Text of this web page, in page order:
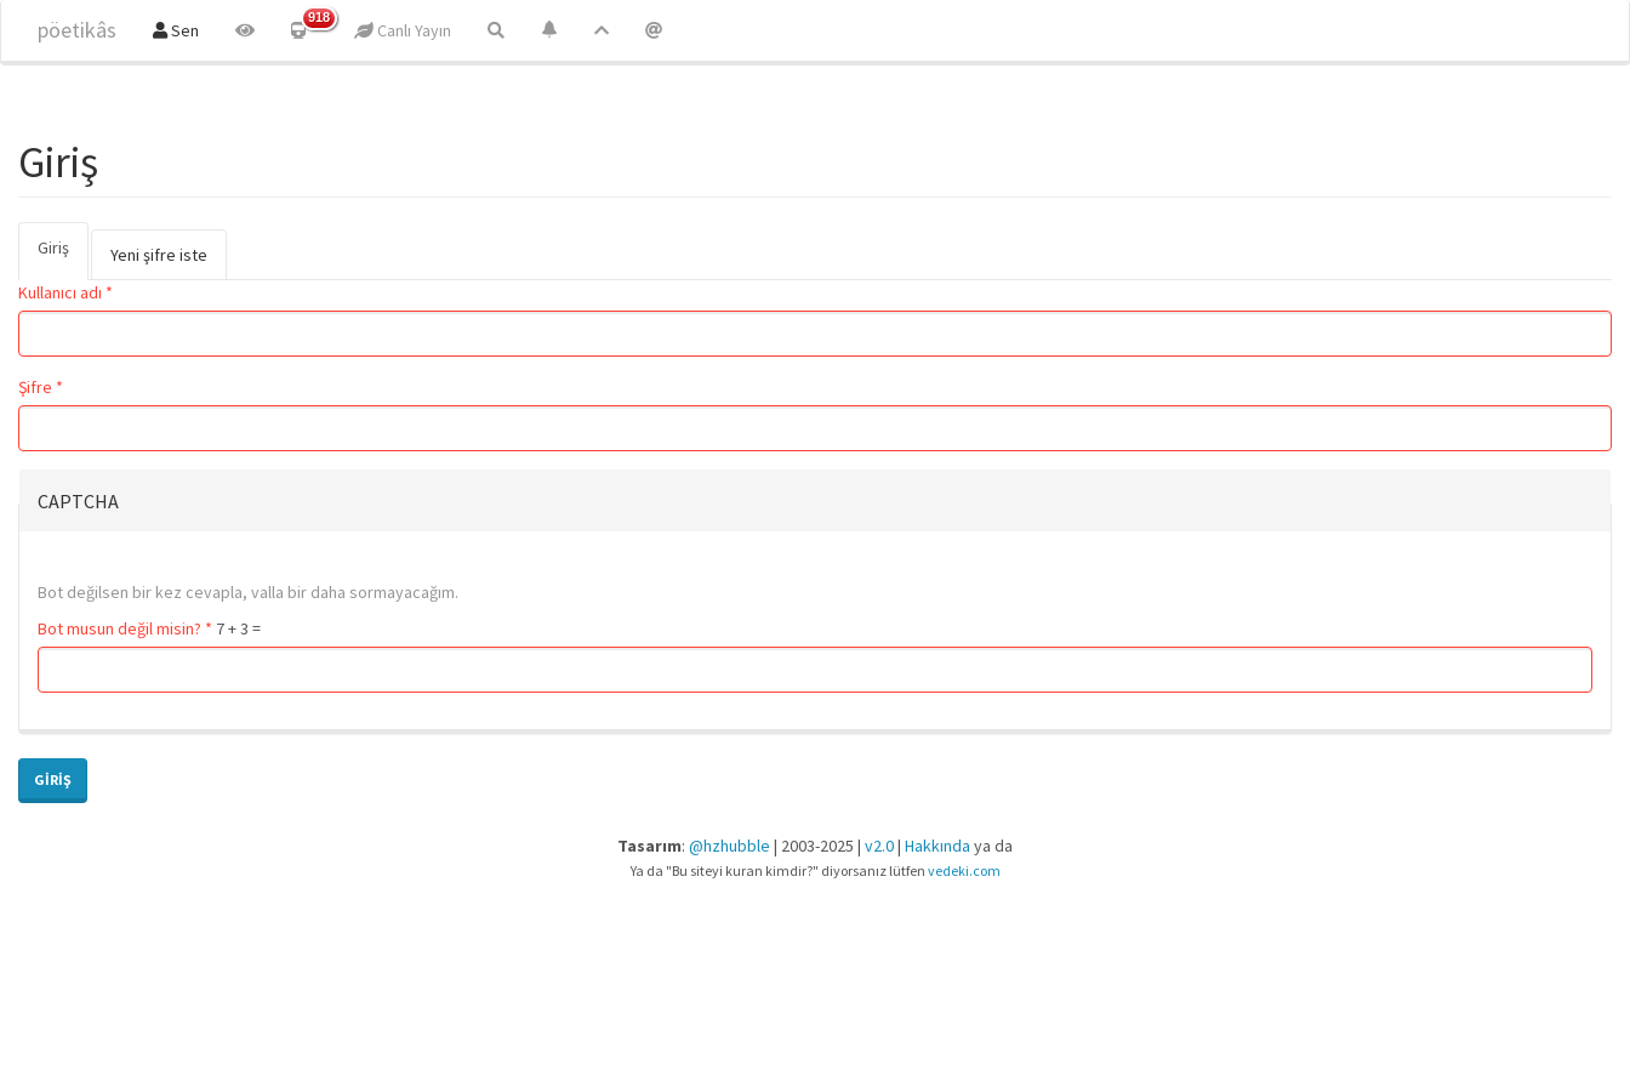
pöetikâs Sen
918
Canlı Yayın
Giriş
Birincil sekmeler
Giriş
Yeni şifre iste
Kullanıcı adı *
Şifre *
CAPTCHA
Bot değilsen bir kez cevapla, valla bir daha sormayacağım.
Bot musun değil misin? * 7 + 3 =
GIRIŞ
Tasarım: @hzhubble | 2003-2025 | v2.0| Hakkında ya da
Ya da "Bu siteyi kuran kimdir?" diyorsanız lütfen vedeki.com